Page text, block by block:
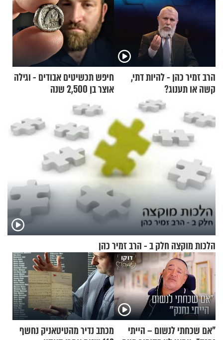
הרב זמיר כהן - להיות דתי,
קשה או תענוג?
חיפש תכשיטים אבודים - וגילה
אוצר בן 2,500 שנה
הלכות מוקצה חלק ב - הרב זמיר כהן
"אם שכחתי לנשום – הייתי
מכתב נדיר מהטיטאניק נחשף